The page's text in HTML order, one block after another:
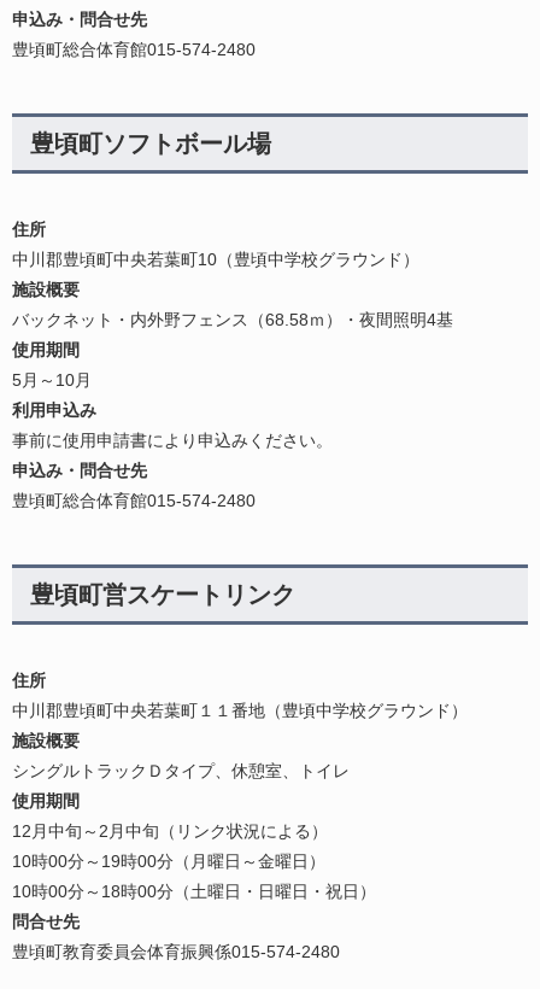
申込み・問合せ先
豊頃町総合体育館015-574-2480
豊頃町ソフトボール場
住所
中川郡豊頃町中央若葉町10（豊頃中学校グラウンド）
施設概要
バックネット・内外野フェンス（68.58ｍ）・夜間照明4基
使用期間
5月～10月
利用申込み
事前に使用申請書により申込みください。
申込み・問合せ先
豊頃町総合体育館015-574-2480
豊頃町営スケートリンク
住所
中川郡豊頃町中央若葉町１１番地（豊頃中学校グラウンド）
施設概要
シングルトラックＤタイプ、休憩室、トイレ
使用期間
12月中旬～2月中旬（リンク状況による）
10時00分～19時00分（月曜日～金曜日）
10時00分～18時00分（土曜日・日曜日・祝日）
問合せ先
豊頃町教育委員会体育振興係015-574-2480